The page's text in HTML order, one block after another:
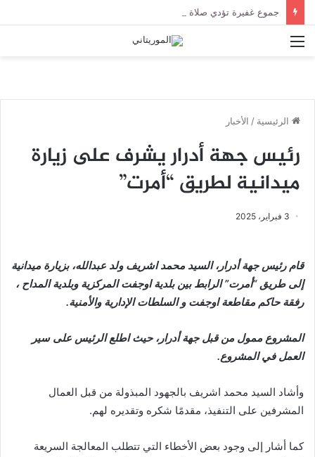
القائمة
الرئيسية / الأخبار
رئيس جهة أدرار يشرف على زيارة
ميدانية لطريق “أمرت”
3 فبراير، 2025
قام رئيس جهة أدرار، السيد محمد اشريف ولد عبدالله، بزيارة ميدانية
إلى طريق “أمرت” الرابط بين بلدية اوجفت المركزية وبلدية المداح ،
رفقة حاكم مقاطعة اوجفت و السلطات الإدارية والأمنية.
المشروع ممول من قبل جهة أدرار، حيث اطلع الرئيس على سير
العمل في المشروع.
وأشاد السيد محمد اشريف بالجهود المبذولة من قبل العمال
المشرفين على التنفيذ، مقدمًا شكره وتقديره لهم.
كما أشار إلى وجود بعض الأخطاء التي تتطلب المعالجة السريعة